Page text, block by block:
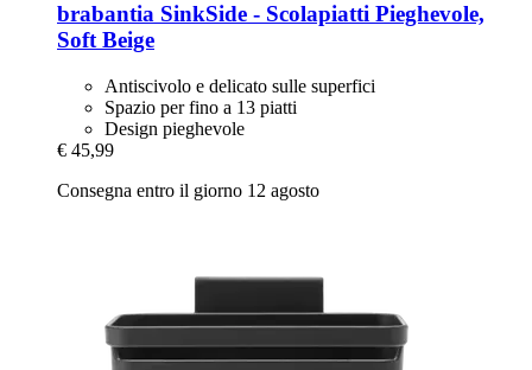
brabantia SinkSide -​ Scolapiatti Pieghevole,
Soft Beige
Antiscivolo e delicato sulle superfici
Spazio per fino a 13 piatti
Design pieghevole
€ 45,99
Consegna entro il giorno 12 agosto